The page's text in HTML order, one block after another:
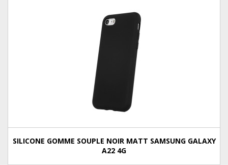
SILICONE GOMME SOUPLE NOIR MATT SAMSUNG GALAXY
A22 4G